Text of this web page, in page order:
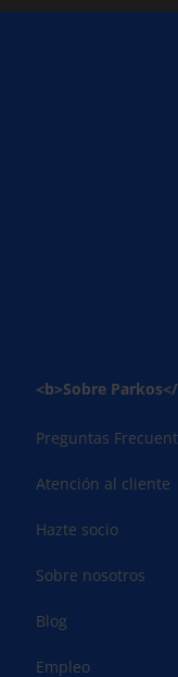
<b>Sobre
Preguntas
Atención al cliente
Hazte socio
Sobre nosotros
Blog
Empleo